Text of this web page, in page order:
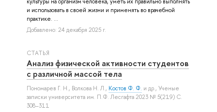
и использовать в своей жизни и применять во врачебной
практике. ...
Добавлено: 24 декабря 2025 г.
СТАТЬЯ
Анализ физической активности студентов
с различной массой тела
Пономарев Г. Н., Волкова Н. Л., Костов Ф. Ф. и др., Ученые
записки университета им. П.Ф. Лесгафта 2023 № 5(219) С.
308–311